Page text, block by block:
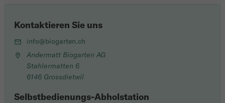
Kontaktieren Sie uns
info@biogarten.ch
Andermatt Biogarten AG
Stahlermatten 6
6146 Grossdietwil
Selbstbedienungs-Abholstation